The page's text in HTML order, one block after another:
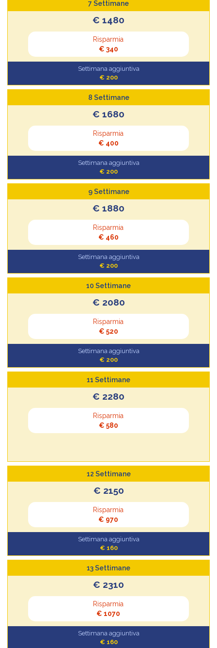
7 Settimane
€ 1480
Risparmia
€ 340
Settimana aggiuntiva
€ 200
8 Settimane
€ 1680
Risparmia
€ 400
Settimana aggiuntiva
€ 200
9 Settimane
€ 1880
Risparmia
€ 460
Settimana aggiuntiva
€ 200
10 Settimane
€ 2080
Risparmia
€ 520
Settimana aggiuntiva
€ 200
11 Settimane
€ 2280
Risparmia
€ 580
12 Settimane
€ 2150
Risparmia
€ 970
Settimana aggiuntiva
€ 160
13 Settimane
€ 2310
Risparmia
€ 1070
Settimana aggiuntiva
€ 160